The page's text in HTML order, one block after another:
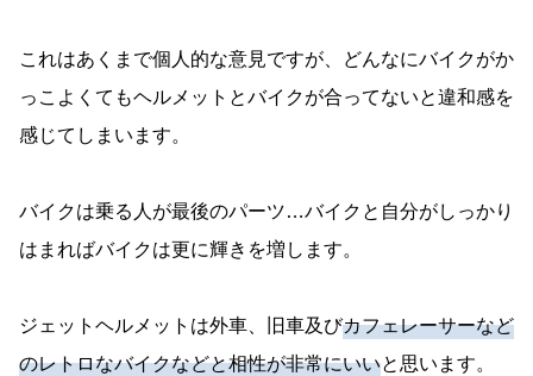
これはあくまで個人的な意見ですが、どんなにバイクがか
っこよくてもヘルメットとバイクが合ってないと違和感を
感じてしまいます。
バイクは乗る人が最後のパーツ…バイクと自分がしっかり
はまればバイクは更に輝きを増します。
ジェットヘルメットは外車、旧車及びカフェレーサーなど
のレトロなバイクなどと相性が非常にいいと思います。